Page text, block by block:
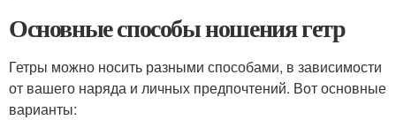
Основные способы ношения гетр
Гетры можно носить разными способами, в зависимости
от вашего наряда и личных предпочтений. Вот основные
варианты: